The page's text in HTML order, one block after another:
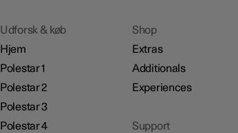
Udforsk & køb
Hjem
Polestar 1
Polestar 2
Polestar 3
Polestar 4
Shop
Extras
Additionals
Experiences
Support